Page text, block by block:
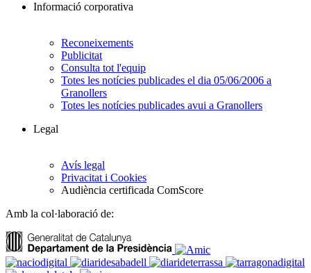
Informació corporativa
Reconeixements
Publicitat
Consulta tot l'equip
Totes les notícies publicades el dia 05/06/2006 a
Granollers
Totes les notícies publicades avui a Granollers
Legal
Avís legal
Privacitat i Cookies
Audiència certificada ComScore
Amb la col·laboració de: